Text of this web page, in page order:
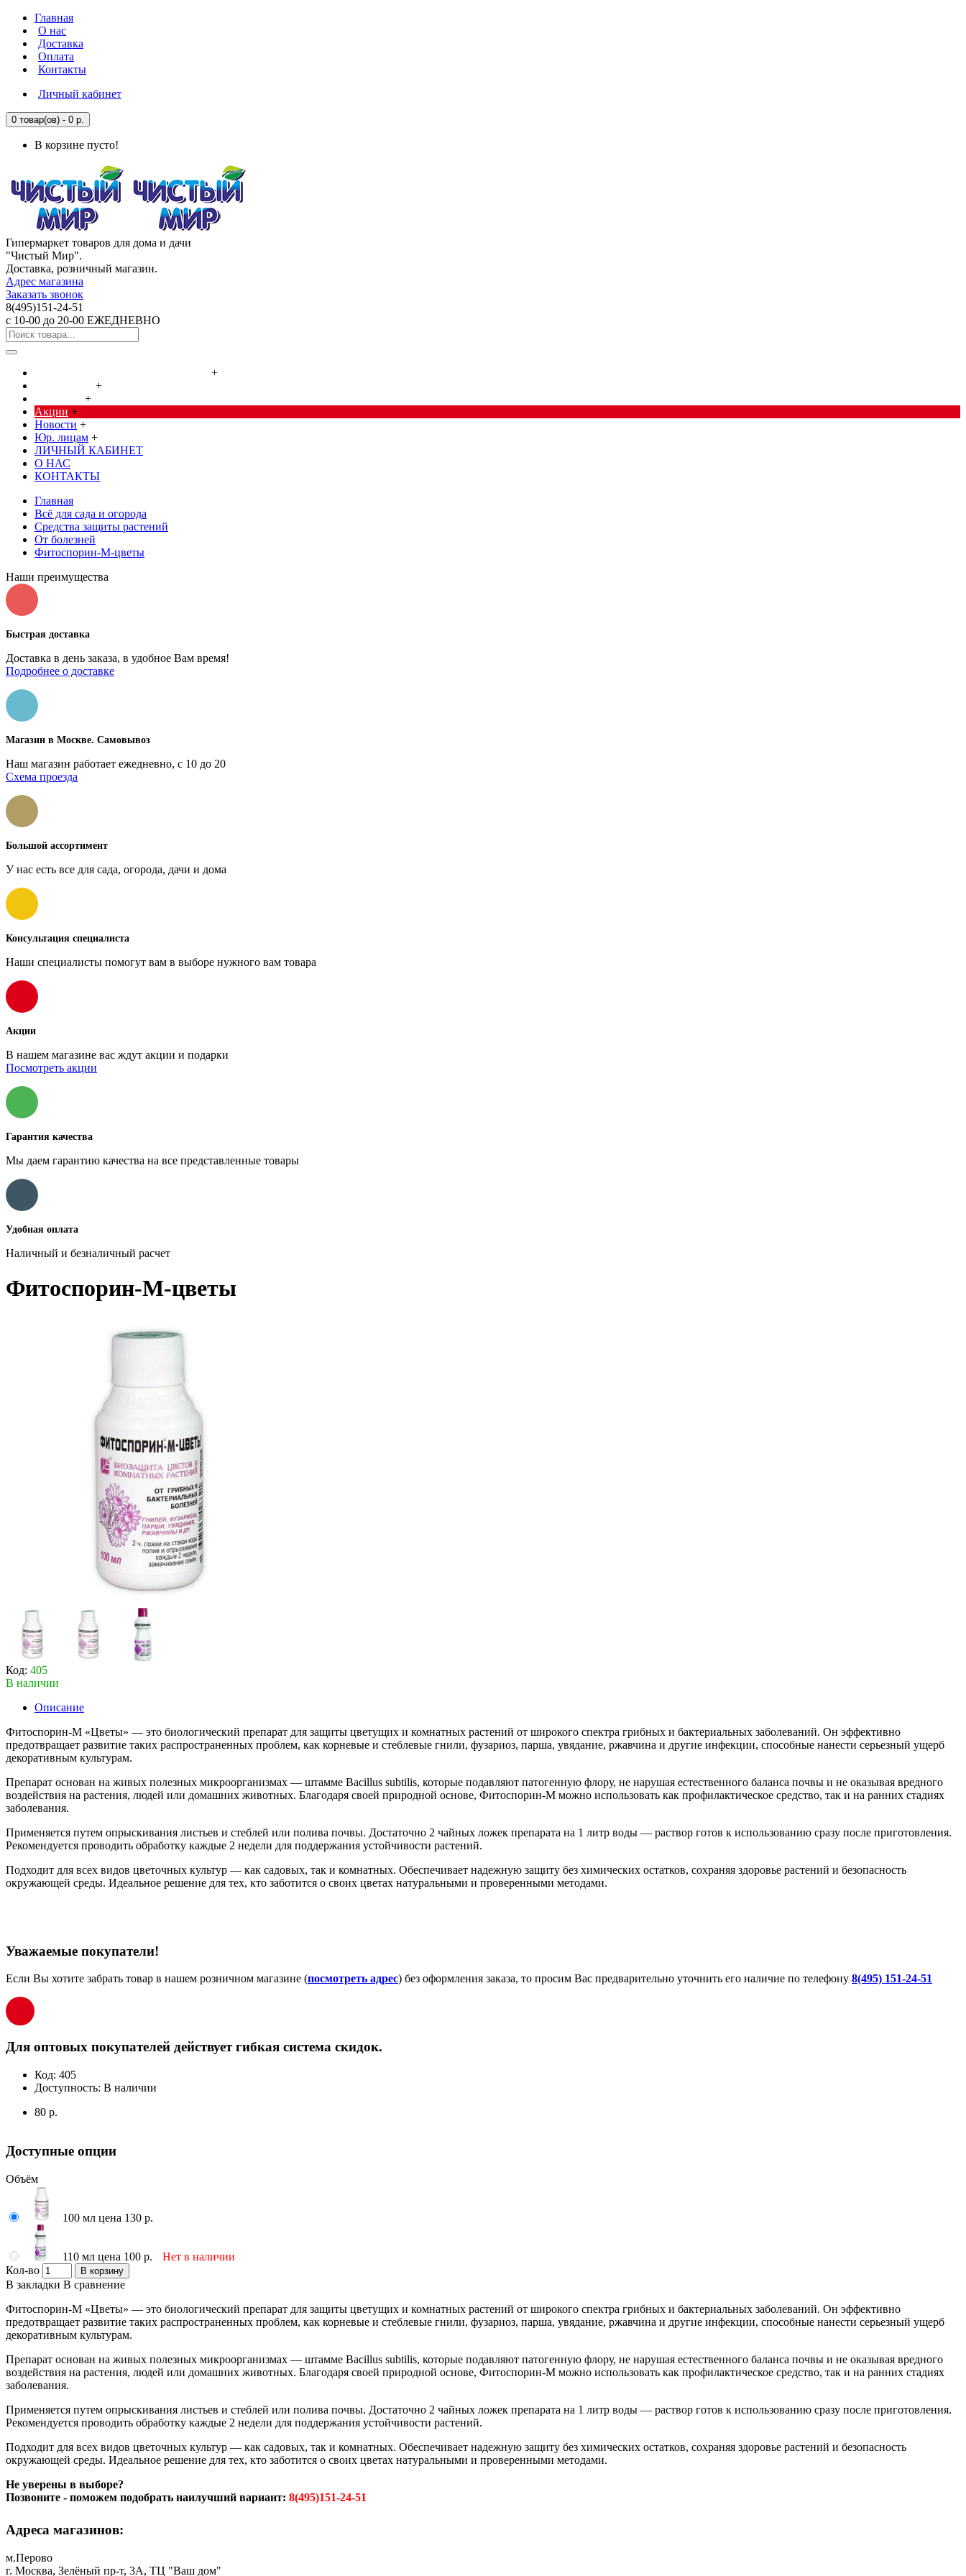
Главная
О нас
Доставка
Оплата
Контакты
Личный кабинет
0 товар(ов) - 0 р.
В корзине пусто!
Гипермаркет товаров для дома и дачи
"Чистый Мир".
Доставка, розничный магазин.
Адрес магазина
Заказать звонок
8(495)151-24-51
с 10-00 до 20-00 ЕЖЕДНЕВНО
+
+
+
Акции +
Новости +
Юр. лицам +
ЛИЧНЫЙ КАБИНЕТ
О НАС
КОНТАКТЫ
Главная
Всё для сада и огорода
Средства защиты растений
От болезней
Фитоспорин-М-цветы
Наши преимущества
Быстрая доставка
Доставка в день заказа, в удобное Вам время!
Подробнее о доставке
Магазин в Москве. Самовывоз
Наш магазин работает ежедневно, с 10 до 20
Схема проезда
Большой ассортимент
У нас есть все для сада, огорода, дачи и дома
Консультация специалиста
Наши специалисты помогут вам в выборе нужного вам товара
Акции
В нашем магазине вас ждут акции и подарки
Посмотреть акции
Гарантия качества
Мы даем гарантию качества на все представленные товары
Удобная оплата
Наличный и безналичный расчет
Фитоспорин-М-цветы
Код: 405
В наличии
Описание
Фитоспорин-М «Цветы» — это биологический препарат для защиты цветущих и комнатных растений от широкого спектра грибных и бактериальных заболеваний. Он эффективно
предотвращает развитие таких распространенных проблем, как корневые и стеблевые гнили, фузариоз, парша, увядание, ржавчина и другие инфекции, способные нанести серьезный ущерб
декоративным культурам.
Препарат основан на живых полезных микроорганизмах — штамме Bacillus subtilis, которые подавляют патогенную флору, не нарушая естественного баланса почвы и не оказывая вредного
воздействия на растения, людей или домашних животных. Благодаря своей природной основе, Фитоспорин-М можно использовать как профилактическое средство, так и на ранних стадиях
заболевания.
Применяется путем опрыскивания листьев и стеблей или полива почвы. Достаточно 2 чайных ложек препарата на 1 литр воды — раствор готов к использованию сразу после приготовления.
Рекомендуется проводить обработку каждые 2 недели для поддержания устойчивости растений.
Подходит для всех видов цветочных культур — как садовых, так и комнатных. Обеспечивает надежную защиту без химических остатков, сохраняя здоровье растений и безопасность
окружающей среды. Идеальное решение для тех, кто заботится о своих цветах натуральными и проверенными методами.
Уважаемые покупатели!
Если Вы хотите забрать товар в нашем розничном магазине (посмотреть адрес) без оформления заказа, то просим Вас предварительно уточнить его наличие по телефону 8(495) 151-24-51
Для оптовых покупателей действует гибкая система скидок.
Код: 405
Доступность: В наличии
80 р.
Доступные опции
Объём
100 мл цена 130 р.
110 мл цена 100 р.
Нет в наличии
Кол-во
В корзину
В закладки В сравнение
Фитоспорин-М «Цветы» — это биологический препарат для защиты цветущих и комнатных растений от широкого спектра грибных и бактериальных заболеваний. Он эффективно
предотвращает развитие таких распространенных проблем, как корневые и стеблевые гнили, фузариоз, парша, увядание, ржавчина и другие инфекции, способные нанести серьезный ущерб
декоративным культурам.
Препарат основан на живых полезных микроорганизмах — штамме Bacillus subtilis, которые подавляют патогенную флору, не нарушая естественного баланса почвы и не оказывая вредного
воздействия на растения, людей или домашних животных. Благодаря своей природной основе, Фитоспорин-М можно использовать как профилактическое средство, так и на ранних стадиях
заболевания.
Применяется путем опрыскивания листьев и стеблей или полива почвы. Достаточно 2 чайных ложек препарата на 1 литр воды — раствор готов к использованию сразу после приготовления.
Рекомендуется проводить обработку каждые 2 недели для поддержания устойчивости растений.
Подходит для всех видов цветочных культур — как садовых, так и комнатных. Обеспечивает надежную защиту без химических остатков, сохраняя здоровье растений и безопасность
окружающей среды. Идеальное решение для тех, кто заботится о своих цветах натуральными и проверенными методами.
Не уверены в выборе?
Позвоните - поможем подобрать наилучший вариант: 8(495)151-24-51
Адреса магазинов:
м.Перово
г. Москва, Зелёный пр-т, 3А, ТЦ "Ваш дом"